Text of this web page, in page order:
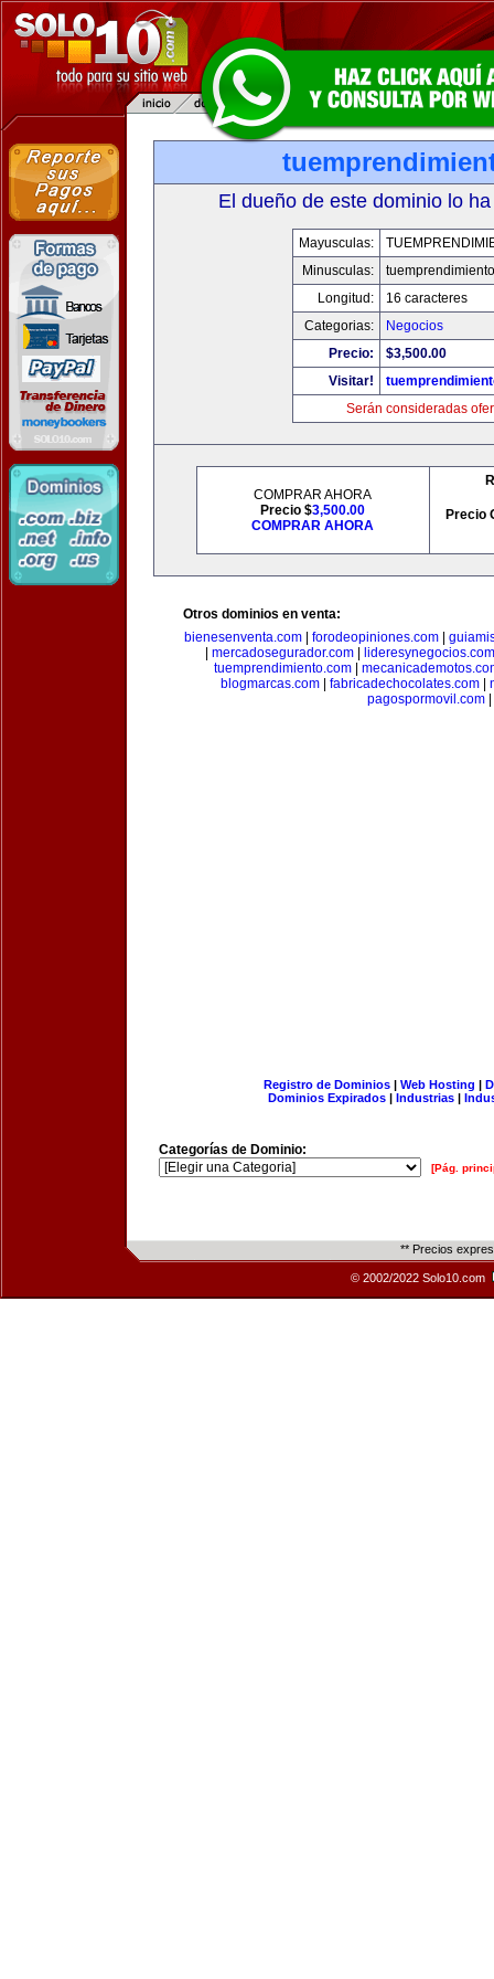
El dueño de este dominio lo
Mayusculas:
Minusculas:
Longitud:
16 caracteres
Categorias:
Negocios
Precio:
$3,500.00
Visitar!
Serán consideradas
COMPRAR AHORA
Precio $3,500.00
COMPRAR AHORA
Precio
Otros dominios en venta:
bienesenventa.com
forodeopiniones.com
mercadosegurador.com
lideresynegocios.com
tuemprendimiento.com
blogmarcas.com
fabricadechocolates.com
pagospormovil.com|
Registro de Dominios| Web Hosting |
Dominios Expirados | Industrias |
Categorías de Dominio:
[Pág.
** Precios
© 2002/2022 Solo10.com